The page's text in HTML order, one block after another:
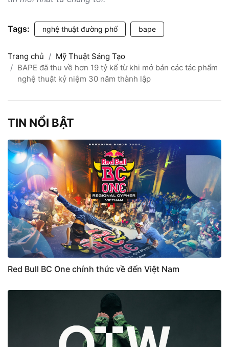
Tags: nghệ thuật đường phố bape
Trang chủ
Mỹ Thuật Sáng Tạo
BAPE đã thu về hơn 19 tỷ kể từ khi mở bán các tác phẩm
nghệ thuật kỷ niệm 30 năm thành lập
TIN NỔI BẬT
Red Bull BC One chính thức về đến Việt Nam